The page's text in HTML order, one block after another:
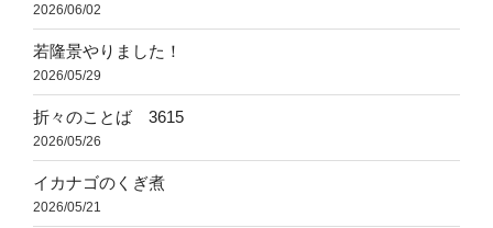
2026/06/02
若隆景やりました！
2026/05/29
折々のことば 3615
2026/05/26
イカナゴのくぎ煮
2026/05/21